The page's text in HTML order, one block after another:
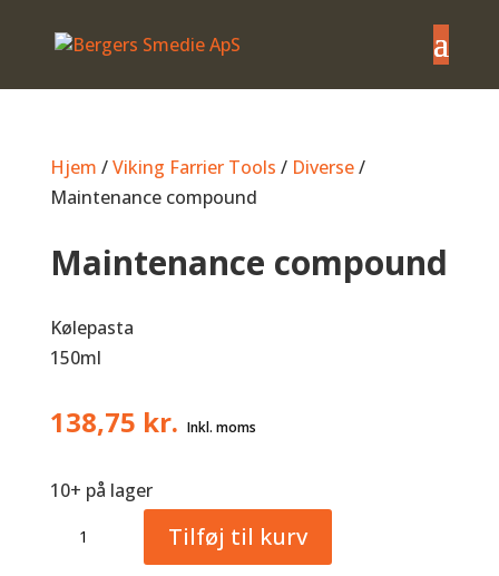
Hjem /Viking Farrier Tools / Diverse/
Maintenance compound
Maintenance compound
Kølepasta
150ml
138,75 kr.
10+ på lager
Maintenance
compound
Tilføj til kurv